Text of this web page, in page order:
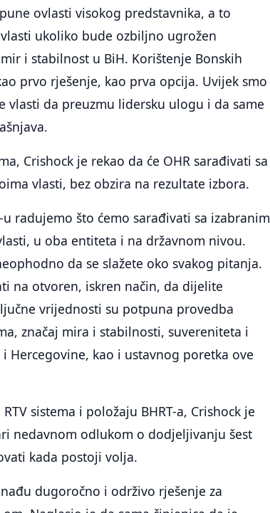
ovlasti visokog predstavnika, a to
ukoliko bude ozbiljno ugrožen
i stabilnost u BiH. Korištenje Bonskih
prvo rješenje, kao prva opcija. Uvijek smo
vlasti da preuzmu lidersku ulogu i da same
Crishock je rekao da će OHR sarađivati sa
vlasti, bez obzira na rezultate izbora.
radujemo što ćemo sarađivati sa izabranim
u oba entiteta i na državnom nivou.
da se slažete oko svakog pitanja.
na otvoren, iskren način, da dijelite
vrijednosti su potpuna provedba
značaj mira i stabilnosti, suvereniteta i
kao i ustavnog poretka ove
sistema i položaju BHRT-a, Crishock je
nedavnom odlukom o dodjeljivanju šest
kada postoji volja.
dugoročno i održivo rješenje za